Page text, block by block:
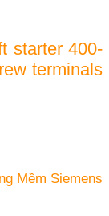
starter 400-
terminals
Mềm Siemens